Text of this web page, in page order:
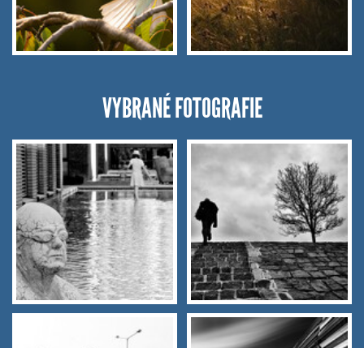
VYBRANÉ FOTOGRAFIE